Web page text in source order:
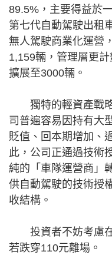
89.5%，主要得益於
第七代自動駕駛出租
無人駕駛商業化運營
1,159輛，管理層更
擴展至3000輛。
獨特的輕資產戰略
司普遍容易因持有大
貶值、回本期增加、
此，公司正通過技術
純的「車隊運營商」
供自動駕駛的技術授
收結構。
投資者不妨考慮在
若跌穿110元離場。